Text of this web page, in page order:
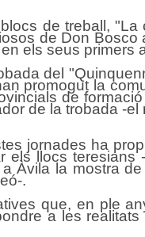
de treball,
de Don
en els seus
del
promogut la
de
de la trobada -
jornades ha
els llocs teresians
Àvila la mostra
.
que, en ple
a les